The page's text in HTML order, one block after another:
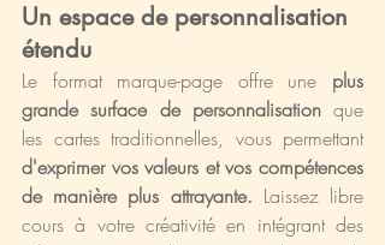
Un espace de personnalisation
étendu
Le format marque-page offre une plus
grande surface de personnalisation que
les cartes traditionnelles, vous permettant
d'exprimer vos valeurs et vos compétences
de manière plus attrayante. Laissez libre
cours à votre créativité en intégrant des